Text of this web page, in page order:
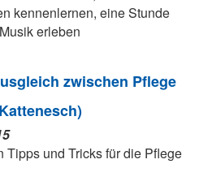
kennenlernen, eine Stunde
erleben
zwischen Pflege
Tipps und Tricks für die Pflege